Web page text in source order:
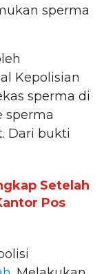
sperma
Kepolisian
sperma di
sperma
Dari bukti
Setelah
Pos